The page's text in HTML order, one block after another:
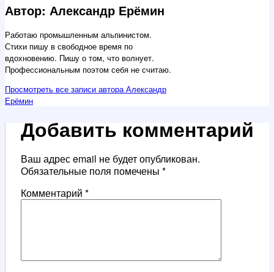
Автор: Александр Ерёмин
Работаю промышленным альпинистом.
Стихи пишу в свободное время по
вдохновению. Пишу о том, что волнует.
Профессиональным поэтом себя не считаю.
Просмотреть все записи автора Александр
Ерёмин
Добавить комментарий
Ваш адрес email не будет опубликован.
Обязательные поля помечены *
Комментарий *